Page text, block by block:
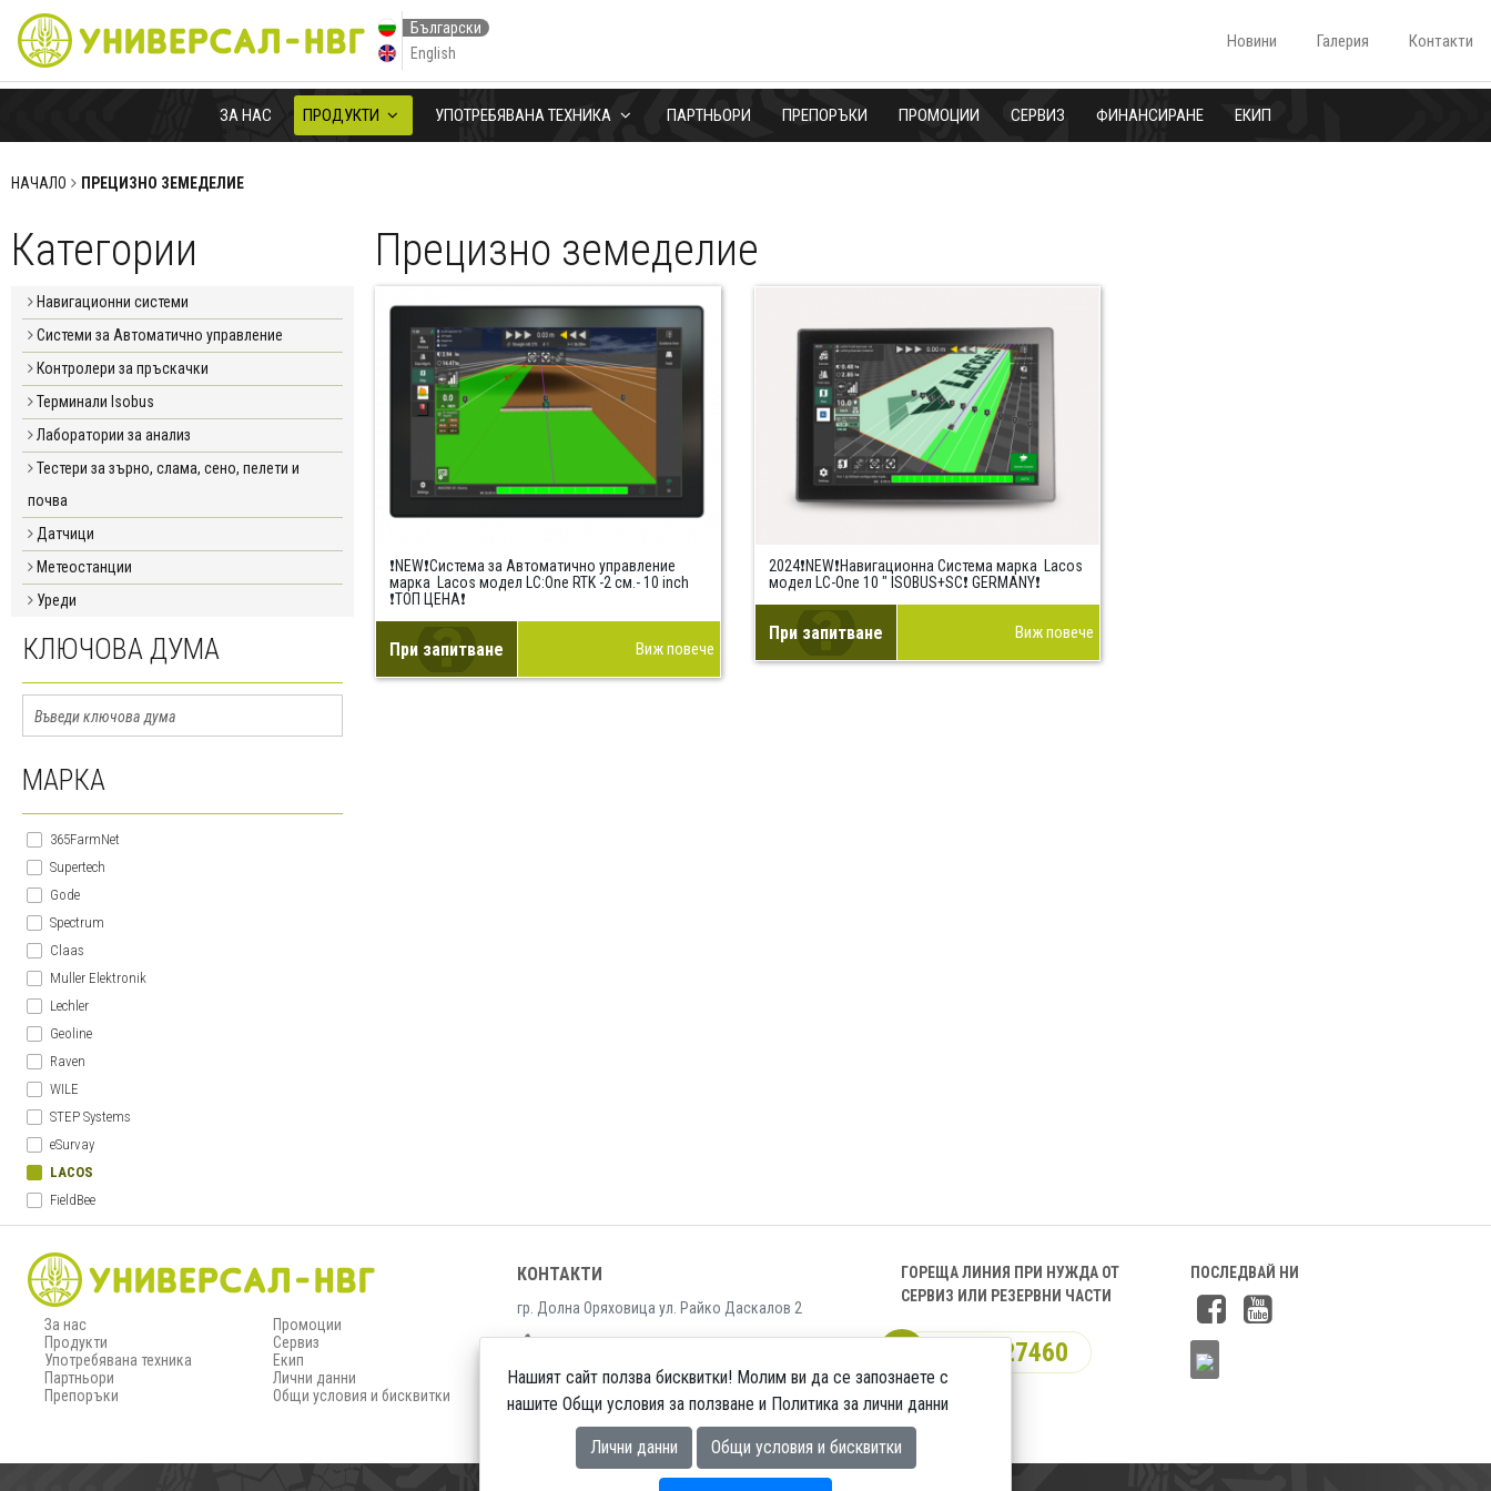
ЗА НАС ПРОДУКТИ УПОТРЕБЯВАНА ТЕХНИКА ПАРТНЬОРИ ПРЕПОРЪКИ ПРОМОЦИИ СЕРВИЗ ФИНАНСИРАНЕ ЕКИП
Новини Галерия Контакти
Български
English
НАЧАЛО ПРЕЦИЗНО ЗЕМЕДЕЛИЕ
Категории
Навигационни системи
Системи за Автоматично управление
Контролери за пръскачки
Терминали Isobus
Лаборатории за анализ
Тестери за зърно, слама, сено, пелети и
почва
Датчици
Метеостанции
Уреди
КЛЮЧОВА ДУМА
МАРКА
365FarmNet
Supertech
Gode
Spectrum
Claas
Muller Elektronik
Lechler
Geoline
Raven
WILE
STEP Systems
eSurvay
LACOS
FieldBee
Прецизно земеделие
❗NEW❗Система за Автоматично управление
марка Lacos модел LC:One RTK -2 см.- 10 inch
❗ТОП ЦЕНА❗
При запитване Виж повече
2024❗NEW❗Навигационна Система марка Lacos
модел LC-One 10 " ISOBUS+SC❗ GERMANY❗
При запитване Виж повече
За нас
Продукти
Употребявана техника
Партньори
Препоръки
Промоции
Сервиз
Екип
Лични данни
Общи условия и бисквитки
КОНТАКТИ
гр. Долна Оряховица ул. Райко Даскалов 2
06173 9999
0887 227460 * 0888 468056
office@universal-nvg.bg
ГОРЕЩА ЛИНИЯ ПРИ НУЖДА ОТ
СЕРВИЗ ИЛИ РЕЗЕРВНИ ЧАСТИ
0887227460
ПОСЛЕДВАЙ НИ
Нашият сайт ползва бисквитки! Молим ви да се запознаете с
нашите Общи условия за ползване и Политика за лични данни
Лични данни Общи условия и бисквитки